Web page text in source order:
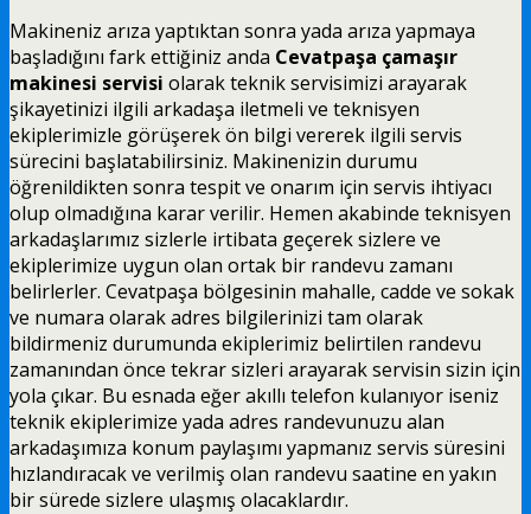
Makineniz arıza yaptıktan sonra yada arıza yapmaya
başladığını fark ettiğiniz anda Cevatpaşa çamaşır
makinesi servisi olarak teknik servisimizi arayarak
şikayetinizi ilgili arkadaşa iletmeli ve teknisyen
ekiplerimizle görüşerek ön bilgi vererek ilgili servis
sürecini başlatabilirsiniz. Makinenizin durumu
öğrenildikten sonra tespit ve onarım için servis ihtiyacı
olup olmadığına karar verilir. Hemen akabinde teknisyen
arkadaşlarımız sizlerle irtibata geçerek sizlere ve
ekiplerimize uygun olan ortak bir randevu zamanı
belirlerler. Cevatpaşa bölgesinin mahalle, cadde ve sokak
ve numara olarak adres bilgilerinizi tam olarak
bildirmeniz durumunda ekiplerimiz belirtilen randevu
zamanından önce tekrar sizleri arayarak servisin sizin için
yola çıkar. Bu esnada eğer akıllı telefon kulanıyor iseniz
teknik ekiplerimize yada adres randevunuzu alan
arkadaşımıza konum paylaşımı yapmanız servis süresini
hızlandıracak ve verilmiş olan randevu saatine en yakın
bir sürede sizlere ulaşmış olacaklardır.